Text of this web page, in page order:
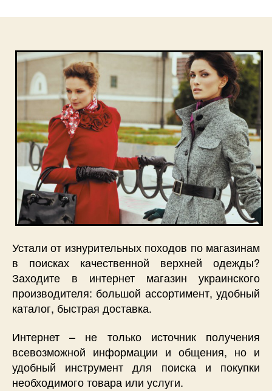
Устали от изнурительных походов по магазинам
в поисках качественной верхней одежды?
Заходите в интернет магазин украинского
производителя: большой ассортимент, удобный
каталог, быстрая доставка.
Интернет – не только источник получения
всевозможной информации и общения, но и
удобный инструмент для поиска и покупки
необходимого товара или услуги.